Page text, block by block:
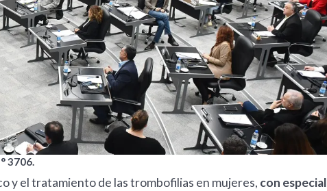
3706.
y el tratamiento de las trombofilias en mujeres, con especial